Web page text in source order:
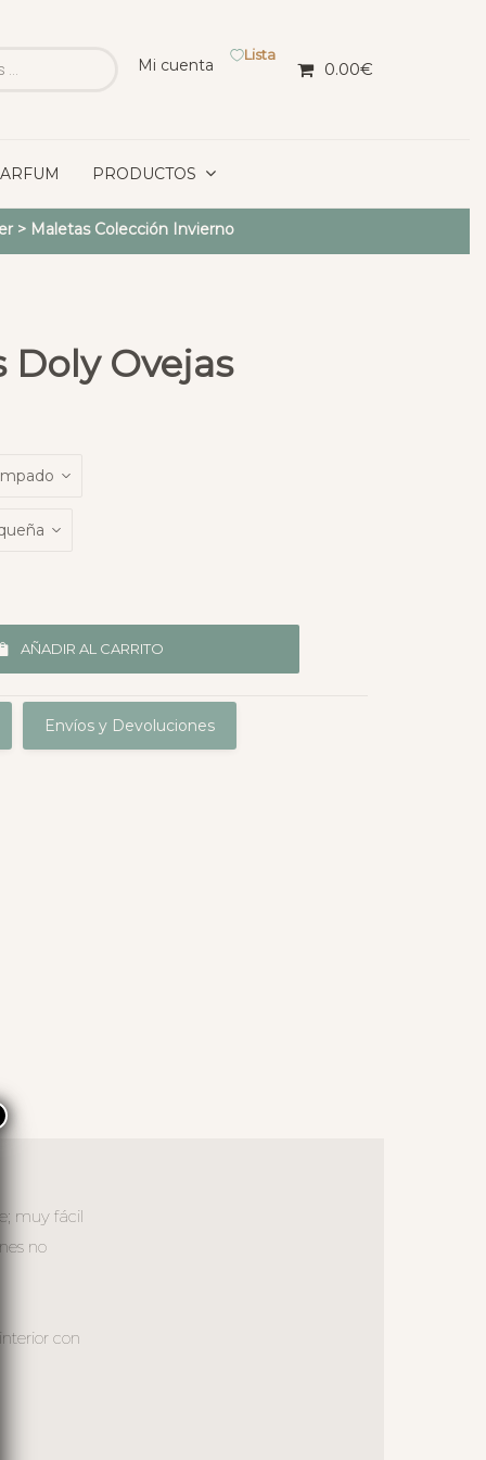
Mi cuenta
Lista
0.00€
PRODUCTOS
> Maletas Colección Invierno
Doly Ovejas
AÑADIR AL CARRITO
Envíos y Devoluciones
muy fácil
no
con